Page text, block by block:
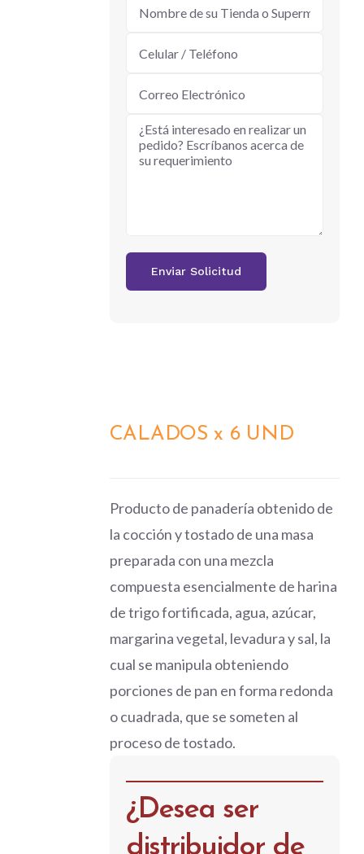
CALADOS x 6 UND
Producto de panadería obtenido de
la cocción y tostado de una masa
preparada con una mezcla
compuesta esencialmente de harina
de trigo fortificada, agua, azúcar,
margarina vegetal, levadura y sal, la
cual se manipula obteniendo
porciones de pan en forma redonda
o cuadrada, que se someten al
proceso de tostado.
¿Desea ser
distribuidor de